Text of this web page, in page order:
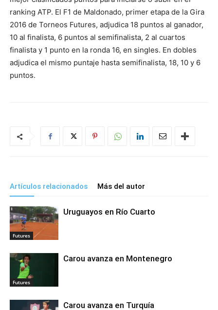
ranking ATP. El F1 de Maldonado, primer etapa de la Gira
2016 de Torneos Futures, adjudica 18 puntos al ganador,
10 al finalista, 6 puntos al semifinalista, 2 al cuartos
finalista y 1 punto en la ronda 16, en singles. En dobles
adjudica el mismo puntaje hasta semifinalista, 18, 10 y 6
puntos.
Artículos relacionados Más del autor
Futures
Uruguayos en Río Cuarto
Futures
Carou avanza en Montenegro
Carou avanza en Turquía